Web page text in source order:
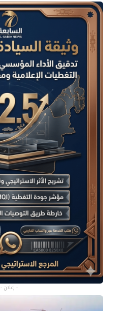
- إعلان -